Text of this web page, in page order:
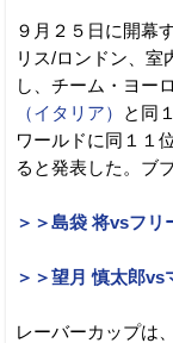
９月２５日に開幕
リス/ロンドン、室
し、チーム・ヨー
（イタリア）
と同
ワールドに同１１
ると発表した。ブ
＞＞島袋 将vsフリ
＞＞望月 慎太郎vs
レーバーカップは、